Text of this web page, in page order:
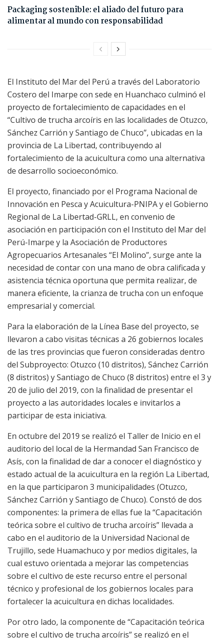
Packaging sostenible: el aliado del futuro para
alimentar al mundo con responsabilidad
El Instituto del Mar del Perú a través del Laboratorio
Costero del Imarpe con sede en Huanchaco culminó el
proyecto de fortalecimiento de capacidades en el
“Cultivo de trucha arcoíris en las localidades de Otuzco,
Sánchez Carrión y Santiago de Chuco”, ubicadas en la
provincia de La Libertad, contribuyendo al
fortalecimiento de la acuicultura como una alternativa
de desarrollo socioeconómico.
El proyecto, financiado por el Programa Nacional de
Innovación en Pesca y Acuicultura-PNIPA y el Gobierno
Regional de La Libertad-GRLL, en convenio de
asociación en participación con el Instituto del Mar del
Perú-Imarpe y la Asociación de Productores
Agropecuarios Artesanales “El Molino”, surge ante la
necesidad de contar con una mano de obra calificada y
asistencia técnica oportuna que permita realizar, de
manera eficiente, la crianza de trucha con un enfoque
empresarial y comercial.
Para la elaboración de la Línea Base del proyecto, se
llevaron a cabo visitas técnicas a 26 gobiernos locales
de las tres provincias que fueron consideradas dentro
del Subproyecto: Otuzco (10 distritos), Sánchez Carrión
(8 distritos) y Santiago de Chuco (8 distritos) entre el 3 y
20 de julio del 2019, con la finalidad de presentar el
proyecto a las autoridades locales e invitarlos a
participar de esta iniciativa.
En octubre del 2019 se realizó el Taller de Inicio en el
auditorio del local de la Hermandad San Francisco de
Asís, con la finalidad de dar a conocer el diagnóstico y
estado actual de la acuicultura en la región La Libertad,
en la que participaron 3 municipalidades (Otuzco,
Sánchez Carrión y Santiago de Chuco). Constó de dos
componentes: la primera de ellas fue la “Capacitación
teórica sobre el cultivo de trucha arcoíris” llevada a
cabo en el auditorio de la Universidad Nacional de
Trujillo, sede Huamachuco y por medios digitales, la
cual estuvo orientada a mejorar las competencias
sobre el cultivo de este recurso entre el personal
técnico y profesional de los gobiernos locales para
fortalecer la acuicultura en dichas localidades.
Por otro lado, la componente de “Capacitación teórica
sobre el cultivo de trucha arcoíris” se realizó en el